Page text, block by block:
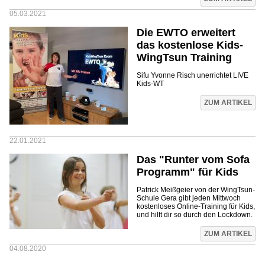
05.03.2021
Die EWTO erweitert
das kostenlose Kids-
WingTsun Training
Sifu Yvonne Risch unerrichtet LIVE
Kids-WT
ZUM ARTIKEL
22.01.2021
Das "Runter vom Sofa
Programm" für Kids
Patrick Meißgeier von der WingTsun-
Schule Gera gibt jeden Mittwoch
kostenloses Online-Training für Kids,
und hilft dir so durch den Lockdown.
ZUM ARTIKEL
04.08.2020